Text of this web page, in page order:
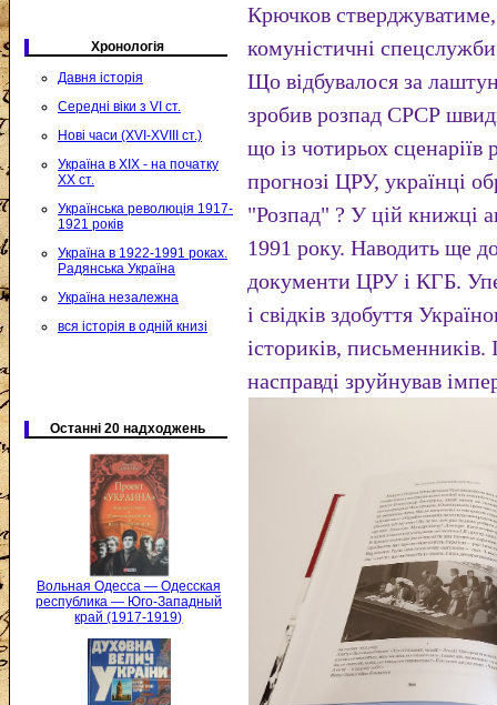
Хронологія
Давня історія
Середні віки з VI ст.
Нові часи (XVI-XVIII ст.)
Україна в XIX - на початку
XX ст.
Українська революція 1917-
1921 років
Україна в 1922-1991 роках.
Радянська Україна
Україна незалежна
вся історія в одній книзі
Останні 20 надходжень
Вольная Одесса — Одесская
республика — Юго-Западный
край (1917-1919)
Крючков
комуністичні
Що відбувалося за
зробив розпад СРСР
що із чотирьох
прогнозі ЦРУ, українці
"Розпад" ? У цій книжці
1991 року. Наводить ще
документи ЦРУ і КГБ.
і свідків здобуття
істориків, письменників.
насправді зруйнував